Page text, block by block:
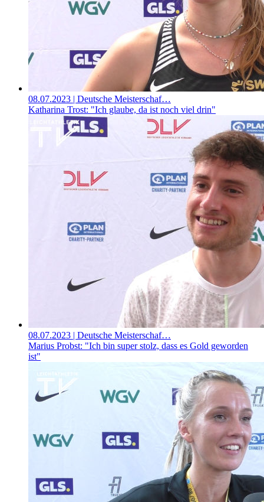
08.07.2023 | Deutsche Meisterschaf…
Katharina Trost: "Ich glaube, da ist noch viel drin"
08.07.2023 | Deutsche Meisterschaf…
Marius Probst: "Ich bin super stolz, dass es Gold geworden
ist"